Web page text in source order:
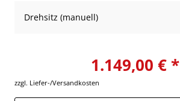
Drehsitz (manuell)
1.149,00 € *
zzgl. Liefer-/Versandkosten